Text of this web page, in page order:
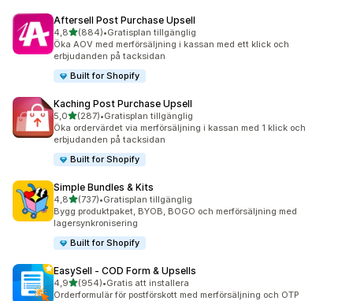
Aftersell Post Purchase Upsell
4,8av 5 stjärnor
(884)
884 recensioner totalt
•Gratisplan tillgänglig
Öka AOV med merförsäljning i kassan med ett klick och
erbjudanden på tacksidan
Built for Shopify
Kaching Post Purchase Upsell
5,0av 5 stjärnor
(287)
287 recensioner totalt
•Gratisplan tillgänglig
Öka ordervärdet via merförsäljning i kassan med 1 klick och
erbjudanden på tacksidan
Built for Shopify
Simple Bundles & Kits
4,8av 5 stjärnor
(737)
737 recensioner totalt
•Gratisplan tillgänglig
Bygg produktpaket, BYOB, BOGO och merförsäljning med
lagersynkronisering
Built for Shopify
EasySell ‑ COD Form & Upsells
4,9av 5 stjärnor
(954)
954 recensioner totalt
•Gratis att installera
Orderformulär för postförskott med merförsäljning och OTP